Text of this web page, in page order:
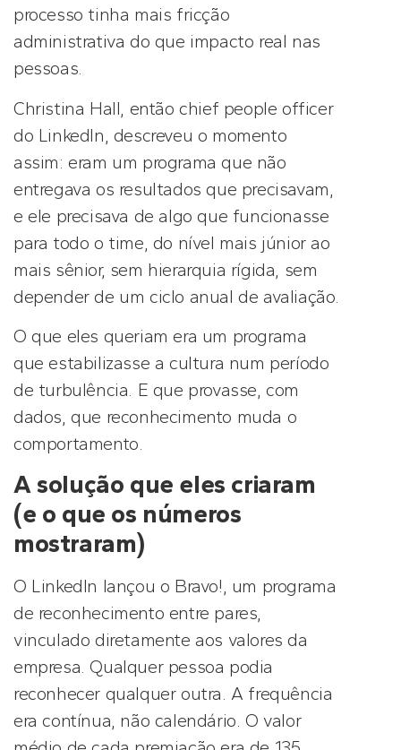
processo tinha mais fricção
administrativa do que impacto real nas
pessoas.
Christina Hall, então chief people officer
do LinkedIn, descreveu o momento
assim: eram um programa que não
entregava os resultados que precisavam,
e ele precisava de algo que funcionasse
para todo o time, do nível mais júnior ao
mais sênior, sem hierarquia rígida, sem
depender de um ciclo anual de avaliação.
O que eles queriam era um programa
que estabilizasse a cultura num período
de turbulência. E que provasse, com
dados, que reconhecimento muda o
comportamento.
A solução que eles criaram
(e o que os números
mostraram)
O LinkedIn lançou o Bravo!, um programa
de reconhecimento entre pares,
vinculado diretamente aos valores da
empresa. Qualquer pessoa podia
reconhecer qualquer outra. A frequência
era contínua, não calendário. O valor